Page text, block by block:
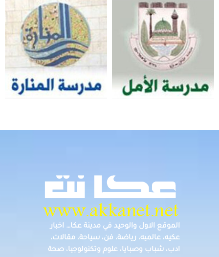
الموقع الاول والوحيد في مدينة عكا… اخبار
عكيه، عالميه، رياضة، فن، سياحة، مقالات،
ادب، شباب وصبايا، علوم وتكنولوجيا، صحة